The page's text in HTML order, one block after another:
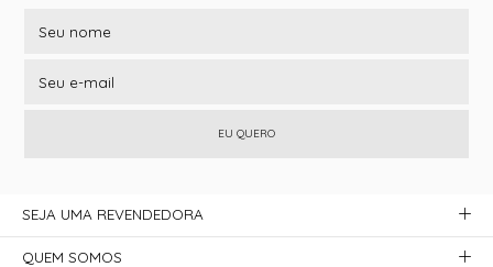
EU QUERO
SEJA UMA REVENDEDORA
QUEM SOMOS